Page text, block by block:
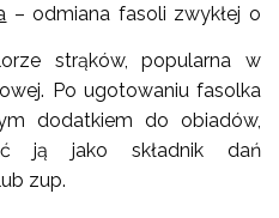
– odmiana fasoli zwykłej o
strąków, popularna w
Po ugotowaniu fasolka
dodatkiem do obiadów,
ją jako składnik dań
zup.